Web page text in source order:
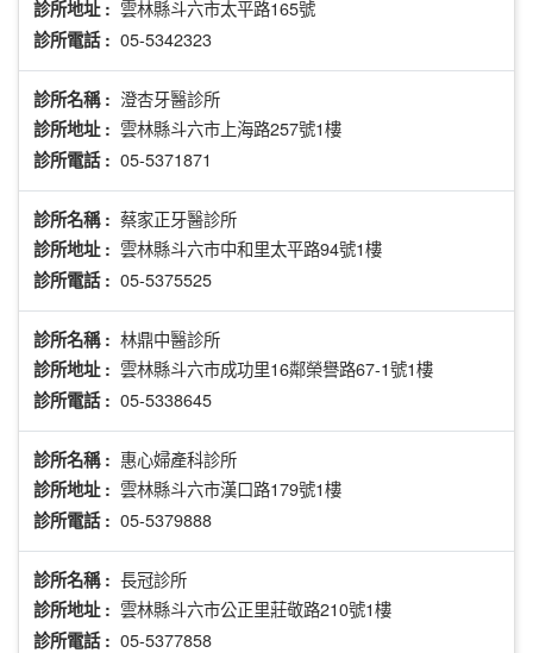
診所地址 : 雲林縣斗六市太平路165號
診所電話 : 05-5342323
診所名稱 : 澄杏牙醫診所
診所地址 : 雲林縣斗六市上海路257號1樓
診所電話 : 05-5371871
診所名稱 : 蔡家正牙醫診所
診所地址 : 雲林縣斗六市中和里太平路94號1樓
診所電話 : 05-5375525
診所名稱 : 林鼎中醫診所
診所地址 : 雲林縣斗六市成功里16鄰榮譽路67-1號1樓
診所電話 : 05-5338645
診所名稱 : 惠心婦產科診所
診所地址 : 雲林縣斗六市漢口路179號1樓
診所電話 : 05-5379888
診所名稱 : 長冠診所
診所地址 : 雲林縣斗六市公正里莊敬路210號1樓
診所電話 : 05-5377858